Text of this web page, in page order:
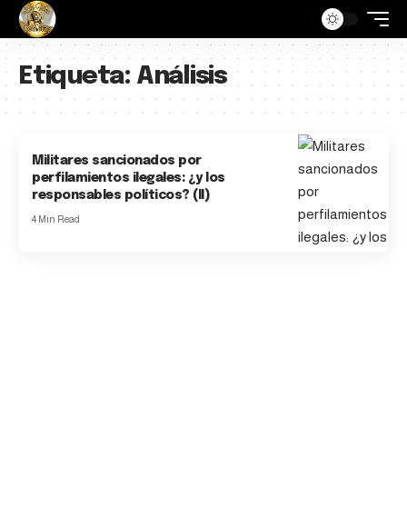
Etiqueta: Análisis
Militares sancionados por
perfilamientos ilegales: ¿y los
responsables políticos? (II)
4 Min Read